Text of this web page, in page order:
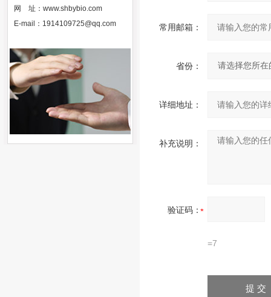
网 址： www.shbybio.com
E-mail： 1914109725@qq.com 常用邮箱：
省份：
详细地址：
补充说明：
验证码：
=7